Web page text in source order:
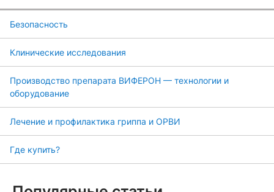
Безопасность
Клинические исследования
Производство препарата ВИФЕРОН — технологии и
оборудование
Лечение и профилактика гриппа и ОРВИ
Где купить?